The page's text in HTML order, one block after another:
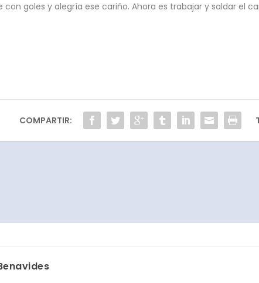
con goles y alegría ese cariño. Ahora es trabajar y saldar el
COMPARTIR: